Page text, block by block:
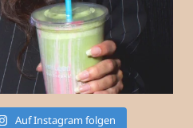
Auf Instagram folgen